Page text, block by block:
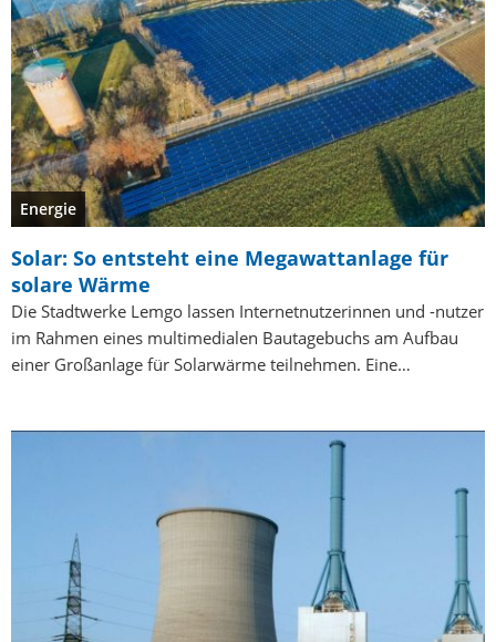
Energie
Solar: So entsteht eine Megawattanlage für
solare Wärme
Die Stadtwerke Lemgo lassen Internetnutzerinnen und -nutzer
im Rahmen eines multimedialen Bautagebuchs am Aufbau
einer Großanlage für Solarwärme teilnehmen. Eine…